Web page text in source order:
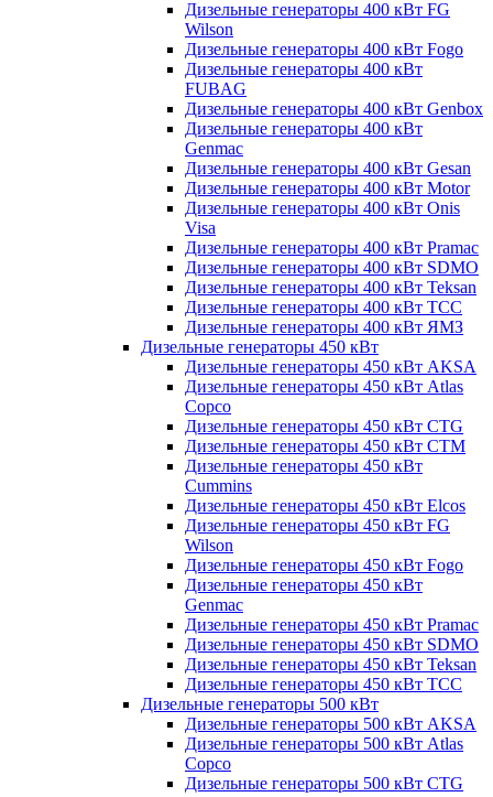
Дизельные генераторы 400 кВт FG
Wilson
Дизельные генераторы 400 кВт Fogo
Дизельные генераторы 400 кВт
FUBAG
Дизельные генераторы 400 кВт Genbox
Дизельные генераторы 400 кВт
Genmac
Дизельные генераторы 400 кВт Gesan
Дизельные генераторы 400 кВт Motor
Дизельные генераторы 400 кВт Onis
Visa
Дизельные генераторы 400 кВт Pramac
Дизельные генераторы 400 кВт SDMO
Дизельные генераторы 400 кВт Teksan
Дизельные генераторы 400 кВт ТСС
Дизельные генераторы 400 кВт ЯМЗ
Дизельные генераторы 450 кВт
Дизельные генераторы 450 кВт AKSA
Дизельные генераторы 450 кВт Atlas
Copco
Дизельные генераторы 450 кВт CTG
Дизельные генераторы 450 кВт CTM
Дизельные генераторы 450 кВт
Cummins
Дизельные генераторы 450 кВт Elcos
Дизельные генераторы 450 кВт FG
Wilson
Дизельные генераторы 450 кВт Fogo
Дизельные генераторы 450 кВт
Genmac
Дизельные генераторы 450 кВт Pramac
Дизельные генераторы 450 кВт SDMO
Дизельные генераторы 450 кВт Teksan
Дизельные генераторы 450 кВт ТСС
Дизельные генераторы 500 кВт
Дизельные генераторы 500 кВт AKSA
Дизельные генераторы 500 кВт Atlas
Copco
Дизельные генераторы 500 кВт CTG